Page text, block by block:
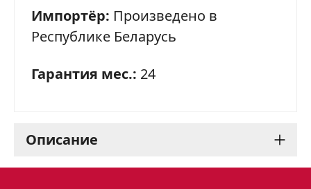
Импортёр: Произведено в
Республике Беларусь
Гарантия мес.: 24
Описание